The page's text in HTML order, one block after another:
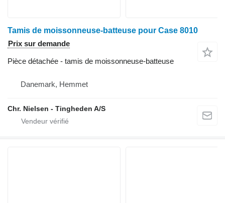
Tamis de moissonneuse-batteuse pour Case 8010
Prix sur demande
Pièce détachée - tamis de moissonneuse-batteuse
Danemark, Hemmet
Chr. Nielsen - Tingheden A/S